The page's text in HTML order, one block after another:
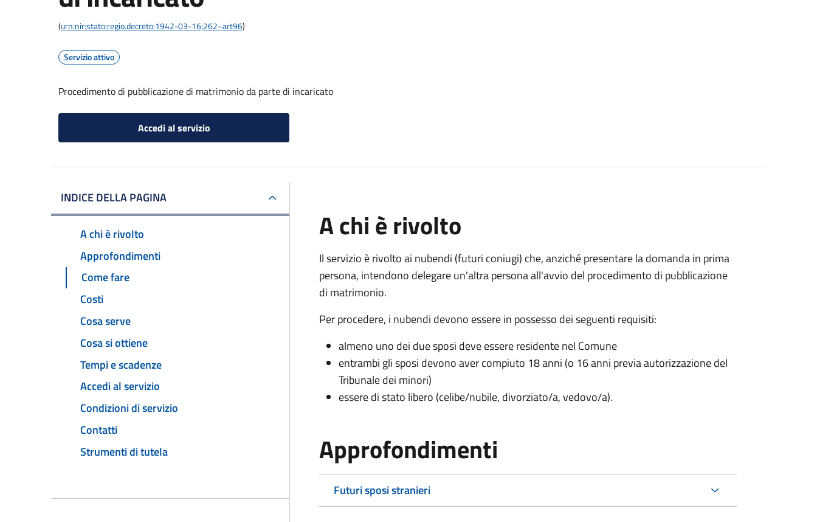
(urn:nir:stato:regio.decreto:1942-03-16;262~art96)
Servizio attivo
Procedimento di pubblicazione di matrimonio da parte di incaricato
Accedi al servizio
INDICE DELLA PAGINA
A chi è rivolto
Approfondimenti
Come fare
Costi
Cosa serve
Cosa si ottiene
Tempi e scadenze
Accedi al servizio
Condizioni di servizio
Contatti
Strumenti di tutela
A chi è rivolto
Il servizio è rivolto ai nubendi (futuri coniugi) che, anziché presentare la domanda in prima
persona, intendono delegare un'altra persona all'avvio del procedimento di pubblicazione
di matrimonio.
Per procedere, i nubendi devono essere in possesso dei seguenti requisiti:
almeno uno dei due sposi deve essere residente nel Comune
entrambi gli sposi devono aver compiuto 18 anni (o 16 anni previa autorizzazione del
Tribunale dei minori)
essere di stato libero (celibe/nubile, divorziato/a, vedovo/a).
Approfondimenti
Futuri sposi stranieri